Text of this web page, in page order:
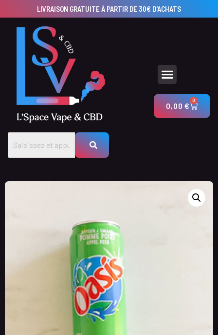
LIVRAISON GRATUITE À PARTIR DE 30€ D'ACHATS
0,00€
0